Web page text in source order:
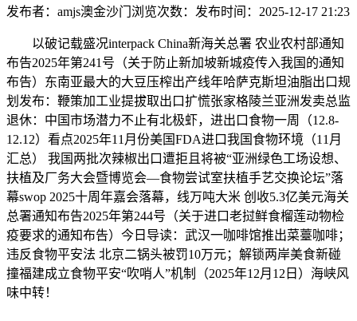
发布者： amjs澳金沙门 浏览次数： 发布时间： 2025-12-17 21:23
以破记载盛况interpack China新海关总署 农业农村部通知
布告2025年第241号（关于防止新加坡新城疫传入我国的通知
布告）东南亚最大的大豆压榨出产线年哈萨克斯坦油脂出口规
划发布：鞭策加工业提拔取出口扩慌张家格陵兰亚洲发卖总监
退休：中国市场潜力不止有北极虾，进出口食物一周（12.8-
12.12）看点2025年11月份美国FDA进口我国食物环境（11月
汇总） 我国两批次辣椒出口遭拒且将被“亚洲绿色工场设想、
扶植及厂务大会暨博览会—食物尝试室扶植手艺交换论坛”落
幕swop 2025十周年嘉会落幕，线万吨大米 创收5.3亿美元海关
总署通知布告2025年第244号（关于进口老挝鲜食榴莲动物检
疫要求的通知布告）今日导读：武汉一咖啡馆推出菜薹咖啡；
违反食物平安法 北京二锅头被罚10万元；解锁两岸美食新碰
撞福建成立食物平安“吹哨人”机制（2025年12月12日）海峡风
味中转！